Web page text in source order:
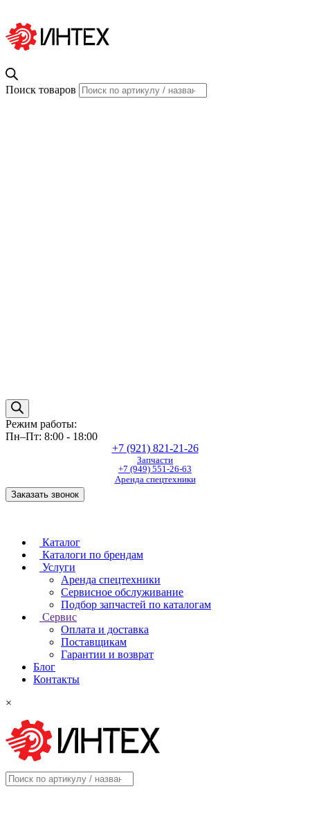
Поиск товаров
Режим работы:
Пн–Пт: 8:00 - 18:00
+7 (921) 821-21-26
Запчасти
+7 (949) 551-26-63
Аренда спецтехники
Заказать звонок
Каталог
Каталоги по брендам
Услуги
Аренда спецтехники
Сервисное обслуживание
Подбор запчастей по каталогам
Сервис
Оплата и доставка
Поставщикам
Гарантии и возврат
Блог
Контакты
×